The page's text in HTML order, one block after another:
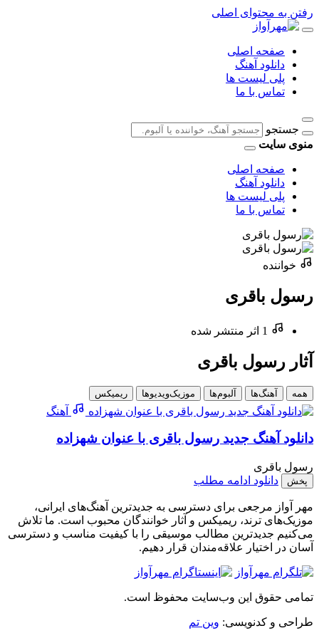
رفتن به محتوای اصلی
صفحه اصلی
دانلود آهنگ
پلی لیست ها
تماس با ما
جستجو
منوی سایت
صفحه اصلی
دانلود آهنگ
پلی لیست ها
تماس با ما
خواننده
رسول باقری
1 اثر منتشر شده
آثار رسول باقری
همه آهنگ‌ها آلبوم‌ها موزیک‌ویدیوها ریمیکس
آهنگ
دانلود آهنگ جدید رسول باقری با عنوان شهزاده
رسول باقری
پخش دانلود ادامه مطلب
مهر آواز مرجعی برای دسترسی به جدیدترین آهنگ‌های ایرانی،
موزیک‌های ترند، ریمیکس و آثار خوانندگان محبوب است. ما تلاش
می‌کنیم جدیدترین مطالب موسیقی را با کیفیت مناسب و دسترسی
آسان در اختیار علاقه‌مندان قرار دهیم.
تمامی حقوق این وب‌سایت محفوظ است.
طراحی و کدنویسی: وین تم